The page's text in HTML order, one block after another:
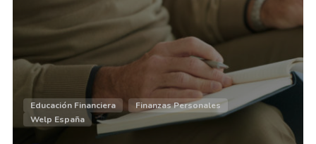
Educación Financiera
Finanzas Personales
Welp España